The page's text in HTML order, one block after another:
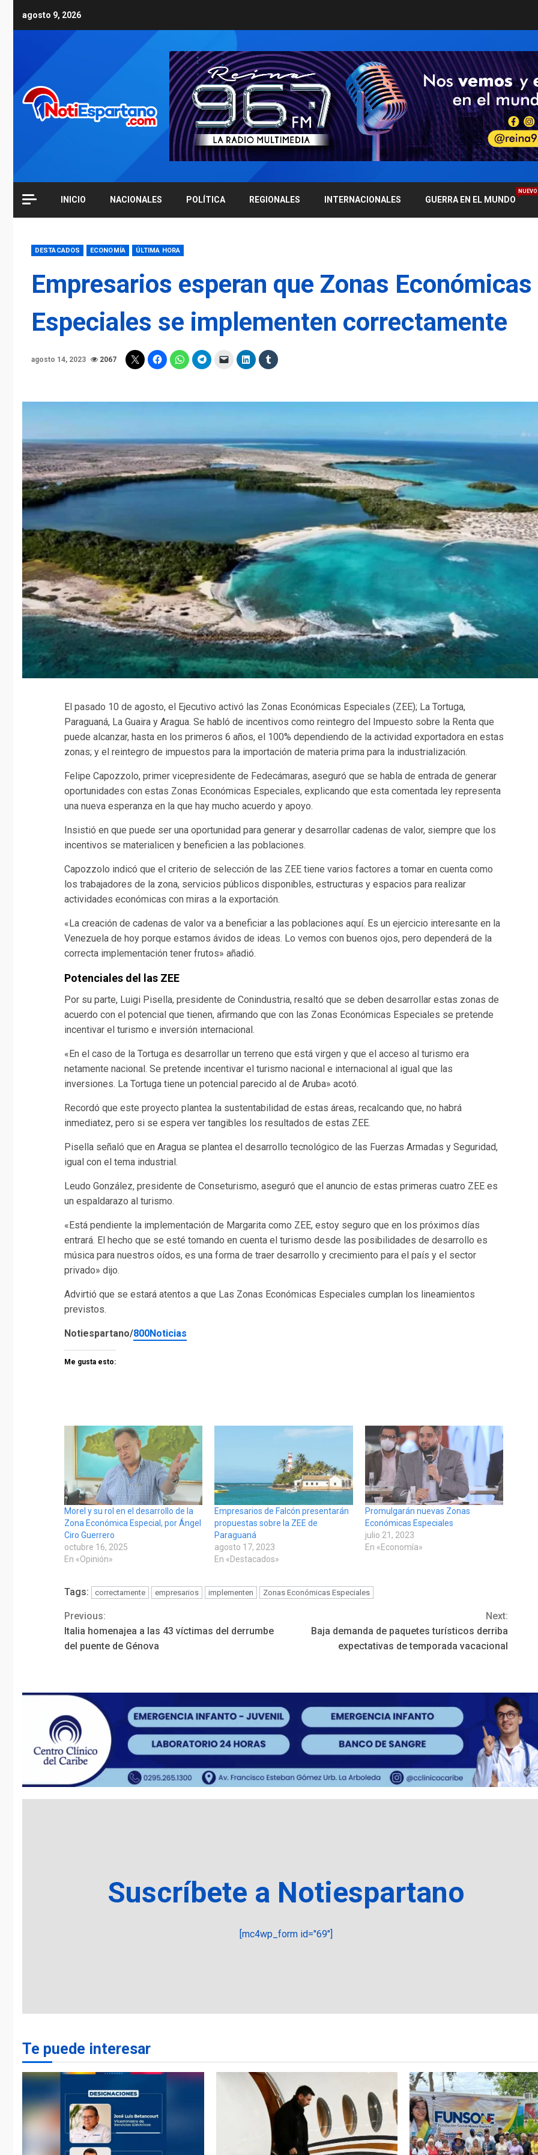
agosto 9, 2026
INICIO NACIONALES POLÍTICA REGIONALES INTERNACIONALES GUERRA EN EL MUNDO
NUEVO
DESTACADOS ECONOMÍA ÚLTIMA HORA
Empresarios esperan que Zonas Económicas
Especiales se implementen correctamente
agosto 14, 2023 2067
El pasado 10 de agosto, el Ejecutivo activó las Zonas Económicas Especiales (ZEE); La Tortuga,
Paraguaná, La Guaira y Aragua. Se habló de incentivos como reintegro del Impuesto sobre la Renta que
puede alcanzar, hasta en los primeros 6 años, el 100% dependiendo de la actividad exportadora en estas
zonas; y el reintegro de impuestos para la importación de materia prima para la industrialización.
Felipe Capozzolo, primer vicepresidente de Fedecámaras, aseguró que se habla de entrada de generar
oportunidades con estas Zonas Económicas Especiales, explicando que esta comentada ley representa
una nueva esperanza en la que hay mucho acuerdo y apoyo.
Insistió en que puede ser una oportunidad para generar y desarrollar cadenas de valor, siempre que los
incentivos se materialicen y beneficien a las poblaciones.
Capozzolo indicó que el criterio de selección de las ZEE tiene varios factores a tomar en cuenta como
los trabajadores de la zona, servicios públicos disponibles, estructuras y espacios para realizar
actividades económicas con miras a la exportación.
«La creación de cadenas de valor va a beneficiar a las poblaciones aquí. Es un ejercicio interesante en la
Venezuela de hoy porque estamos ávidos de ideas. Lo vemos con buenos ojos, pero dependerá de la
correcta implementación tener frutos» añadió.
Potenciales del las ZEE
Por su parte, Luigi Pisella, presidente de Conindustria, resaltó que se deben desarrollar estas zonas de
acuerdo con el potencial que tienen, afirmando que con las Zonas Económicas Especiales se pretende
incentivar el turismo e inversión internacional.
«En el caso de la Tortuga es desarrollar un terreno que está virgen y que el acceso al turismo era
netamente nacional. Se pretende incentivar el turismo nacional e internacional al igual que las
inversiones. La Tortuga tiene un potencial parecido al de Aruba» acotó.
Recordó que este proyecto plantea la sustentabilidad de estas áreas, recalcando que, no habrá
inmediatez, pero si se espera ver tangibles los resultados de estas ZEE.
Pisella señaló que en Aragua se plantea el desarrollo tecnológico de las Fuerzas Armadas y Seguridad,
igual con el tema industrial.
Leudo González, presidente de Conseturismo, aseguró que el anuncio de estas primeras cuatro ZEE es
un espaldarazo al turismo.
«Está pendiente la implementación de Margarita como ZEE, estoy seguro que en los próximos días
entrará. El hecho que se esté tomando en cuenta el turismo desde las posibilidades de desarrollo es
música para nuestros oídos, es una forma de traer desarrollo y crecimiento para el país y el sector
privado» dijo.
Advirtió que se estará atentos a que Las Zonas Económicas Especiales cumplan los lineamientos
previstos.
Notiespartano/800Noticias
Me gusta esto:
Morel y su rol en el desarrollo de la
Zona Económica Especial, por Ángel
Ciro Guerrero
octubre 16, 2025
En «Opinión»
Empresarios de Falcón presentarán
propuestas sobre la ZEE de
Paraguaná
agosto 17, 2023
En «Destacados»
Promulgarán nuevas Zonas
Económicas Especiales
julio 21, 2023
En «Economía»
Tags: correctamente empresarios implementen Zonas Económicas Especiales
Continue
Reading
Previous:
Italia homenajea a las 43 víctimas del derrumbe
del puente de Génova
Next:
Baja demanda de paquetes turísticos derriba
expectativas de temporada vacacional
Suscríbete a Notiespartano
[mc4wp_form id="69"]
Te puede interesar